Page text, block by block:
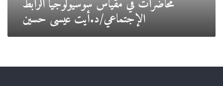
محاضرات في مقياس سوسيولوجيا الرابط
الإجتماعي/د.أيت عيسى حسين